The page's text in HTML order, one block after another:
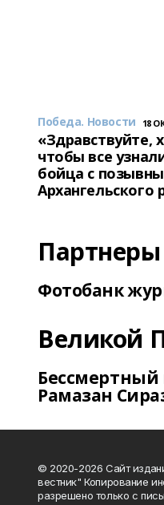
Победа. Новости 18
«Здравствуйте,
чтобы все
бойца с
Архангельского
Партнеры
Фотобанк
Великой
Рамазан
© 2020-2026 Сайт
вестник" Копирование
разрешено только с